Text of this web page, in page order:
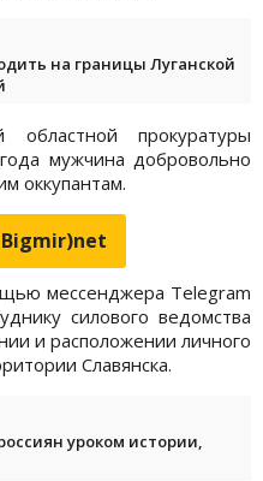
на границы Луганской
прокуратуры
мужчина добровольно
оккупантам.
мессенджера Telegram
силового ведомства
и расположении личного
Славянска.
уроком истории,